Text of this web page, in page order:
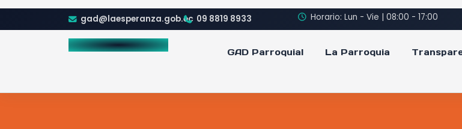
gad@laesperanza.gob.ec 09 8819 8933 Horario: Lun - Vie | 08:00 - 17:00
GAD Parroquial La Parroquia